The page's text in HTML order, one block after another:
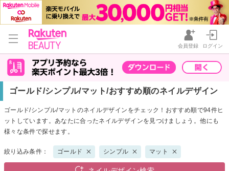
会員登録 ログイン
ゴールド/シンプル/マット/おすすめ順のネイルデザイン
ゴールド/シンプル/マットのネイルデザインをチェック！おすすめ順で94件ヒ
ットしています。あなたに合ったネイルデザインを見つけましょう。他にも
様々な条件で探せます。
絞り込み条件： ゴールド シンプル マット